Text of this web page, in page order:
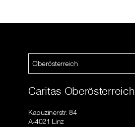
Oberösterreich
Caritas Oberösterreich
Kapuzinerstr. 84
A-4021 Linz